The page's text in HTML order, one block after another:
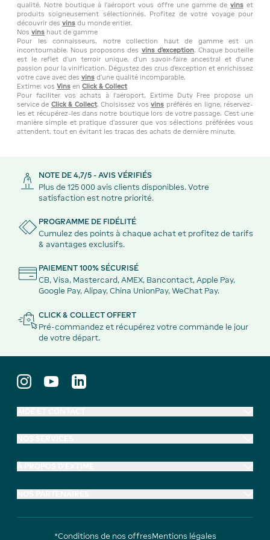
qualité. Notre boutique à l'aéroport vous offre une gamme de vinset
produits soigneusement sélectionnés. Profitez de votre voyage pour
découvrir des vins du monde entier.
Nos vins haut de gamme
Pour les connaisseurs, notre collection haut de gamme est un
incontournable. Nous proposons des vins d'exception. Chaque bouteille
est le reflet d'un terroir unique, d'un savoir-faire ancestral et d'une
passion pour la vinification. Dégustez des crus d'exception et enrichissez
votre cave avec des vins d'une qualité incomparable.
Extime: vos Vins en Click & Collect
Pour faciliter vos achats à l'aéroport, Extime Duty Free propose un
service de Click & Collect. Choisissez vosvins préférés en ligne, réservez-
les et récupérez-les dans notre boutique lors de votre passage. C'est une
manière simple et pratique d'assurer que vos sélections préférées vous
attendent, tout en évitant les tracas des achats de dernière minute.
NOTE DE 4,7/5 - AVIS VÉRIFIÉS
Plus de 125 000 avis clients disponibles. Votre
satisfaction est notre priorité.
PROGRAMME DE FIDÉLITÉ
Cumulez des points à chaque achat et profitez de tarifs
& avantages exclusifs.
PAIEMENT 100% SÉCURISÉ
CB, Visa, Mastercard, AMEX, Bancontact, Apple Pay,
Google Pay, Alipay, China UnionPay, WeChat Pay.
CLICK & COLLECT OFFERT
Pré-commandez et récupérez votre commande le jour
de votre départ.
*Conditions de nos offresMentions légales